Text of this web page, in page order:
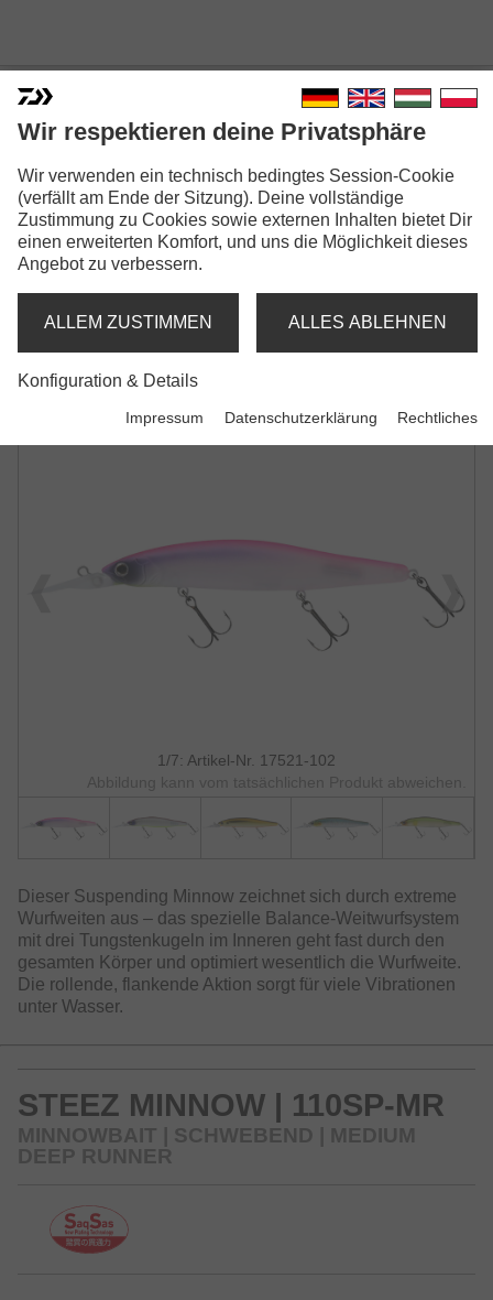
STEEZ MINNOW
Modellausführungen: 2
Steez Minnow | 110SP-SR
Steez Minnow | 110SP-MR
1/7: Artikel-Nr. 17521-102
Abbildung kann vom tatsächlichen Produkt abweichen.
Dieser Suspending Minnow zeichnet sich durch extreme
Wurfweiten aus – das spezielle Balance-Weitwurfsystem
mit drei Tungstenkugeln im Inneren geht fast durch den
gesamten Körper und optimiert wesentlich die Wurfweite.
Die rollende, flankende Aktion sorgt für viele Vibrationen
unter Wasser.
STEEZ MINNOW | 110SP-MR
MINNOWBAIT | SCHWEBEND | MEDIUM
DEEP RUNNER
Wir respektieren deine Privatsphäre
Wir verwenden ein technisch bedingtes Session-Cookie
(verfällt am Ende der Sitzung). Deine vollständige
Zustimmung zu Cookies sowie externen Inhalten bietet Dir
einen erweiterten Komfort, und uns die Möglichkeit dieses
Angebot zu verbessern.
ALLEM ZUSTIMMEN ALLES ABLEHNEN
Konfiguration & Details
Impressum Datenschutzerklärung Rechtliches